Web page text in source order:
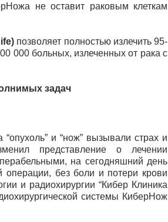
не оставит раковым клеткам
позволяет полностью излечить 95-
000 больных, излеченных от рака с
задач
“опухоль” и “нож” вызывали страх и
представление о лечении
на сегодняшний день
без боли и потери крови
и радиохирургии “Кибер Клиника
системы КиберНож